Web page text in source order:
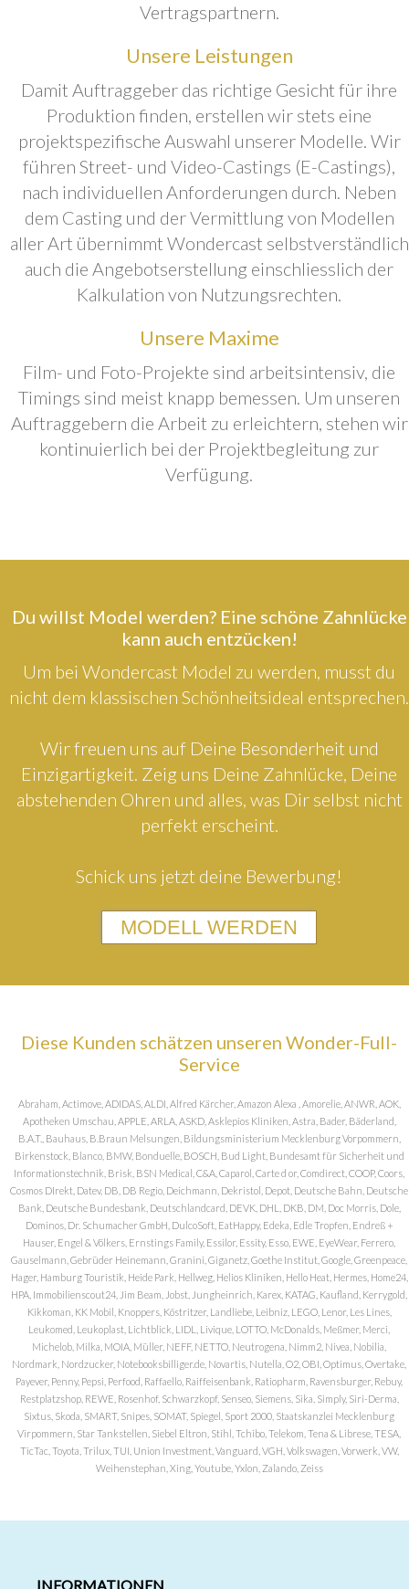
Vertragspartnern.
Unsere Leistungen
Damit Auftraggeber das richtige Gesicht für ihre
Produktion finden, erstellen wir stets eine
projektspezifische Auswahl unserer Modelle. Wir
führen Street- und Video-Castings (E-Castings),
nach individuellen Anforderungen durch. Neben
dem Casting und der Vermittlung von Modellen
aller Art übernimmt Wondercast selbstverständlich
auch die Angebotserstellung einschliesslich der
Kalkulation von Nutzungsrechten.
Unsere Maxime
Film- und Foto-Projekte sind arbeitsintensiv, die
Timings sind meist knapp bemessen. Um unseren
Auftraggebern die Arbeit zu erleichtern, stehen wir
kontinuierlich bei der Projektbegleitung zur
Verfügung.
Du willst Model werden? Eine schöne Zahnlücke
kann auch entzücken!
Um bei Wondercast Model zu werden, musst du
nicht dem klassischen Schönheitsideal entsprechen.
Wir freuen uns auf Deine Besonderheit und
Einzigartigkeit. Zeig uns Deine Zahnlücke, Deine
abstehenden Ohren und alles, was Dir selbst nicht
perfekt erscheint.
Schick uns jetzt deine Bewerbung!
MODELL WERDEN
Diese Kunden schätzen unseren Wonder-Full-
Service
Abraham, Actimove, ADIDAS, ALDI, Alfred Kärcher, Amazon Alexa , Amorelie, ANWR, AOK,
Apotheken Umschau, APPLE, ARLA, ASKD, Asklepios Kliniken, Astra, Bader, Bäderland,
B.A.T., Bauhaus, B.Braun Melsungen, Bildungsministerium Mecklenburg Vorpommern,
Birkenstock, Blanco, BMW, Bonduelle, BOSCH, Bud Light, Bundesamt für Sicherheit und
Informationstechnik, Brisk, BSN Medical, C&A, Caparol, Carte d or, Comdirect, COOP, Coors,
Cosmos DIrekt, Datev, DB, DB Regio, Deichmann, Dekristol, Depot, Deutsche Bahn, Deutsche
Bank, Deutsche Bundesbank, Deutschlandcard, DEVK, DHL, DKB, DM, Doc Morris, Dole,
Dominos, Dr. Schumacher GmbH, DulcoSoft, EatHappy, Edeka, Edle Tropfen, Endreß +
Hauser, Engel & Völkers, Ernstings Family, Essilor, Essity, Esso, EWE, EyeWear, Ferrero,
Gauselmann, Gebrüder Heinemann, Granini, Giganetz, Goethe Institut, Google, Greenpeace,
Hager, Hamburg Touristik, Heide Park, Hellweg, Helios Kliniken, Hello Heat, Hermes, Home24,
HPA, Immobilienscout24, Jim Beam, Jobst, Jungheinrich, Karex, KATAG, Kaufland, Kerrygold,
Kikkoman, KK Mobil, Knoppers, Köstritzer, Landliebe, Leibniz, LEGO, Lenor, Les Lines,
Leukomed, Leukoplast, Lichtblick, LIDL, Livique, LOTTO, McDonalds, Meßmer, Merci,
Michelob, Milka, MOIA, Müller, NEFF, NETTO, Neutrogena, Nimm2, Nivea, Nobilia,
Nordmark, Nordzucker, Notebooksbilliger.de, Novartis, Nutella, O2, OBI, Optimus, Overtake,
Payever, Penny, Pepsi, Perfood, Raffaello, Raiffeisenbank, Ratiopharm, Ravensburger, Rebuy,
Restplatzshop, REWE, Rosenhof, Schwarzkopf, Senseo, Siemens, Sika, Simply, Siri-Derma,
Sixtus, Skoda, SMART, Snipes, SOMAT, Spiegel, Sport 2000, Staatskanzlei Mecklenburg
Virpommern, Star Tankstellen, Siebel Eltron, Stihl, Tchibo, Telekom, Tena & Librese, TESA,
TicTac, Toyota, Trilux, TUI, Union Investment, Vanguard, VGH, Volkswagen, Vorwerk, VW,
Weihenstephan, Xing, Youtube, Yxlon, Zalando, Zeiss
INFORMATIONEN